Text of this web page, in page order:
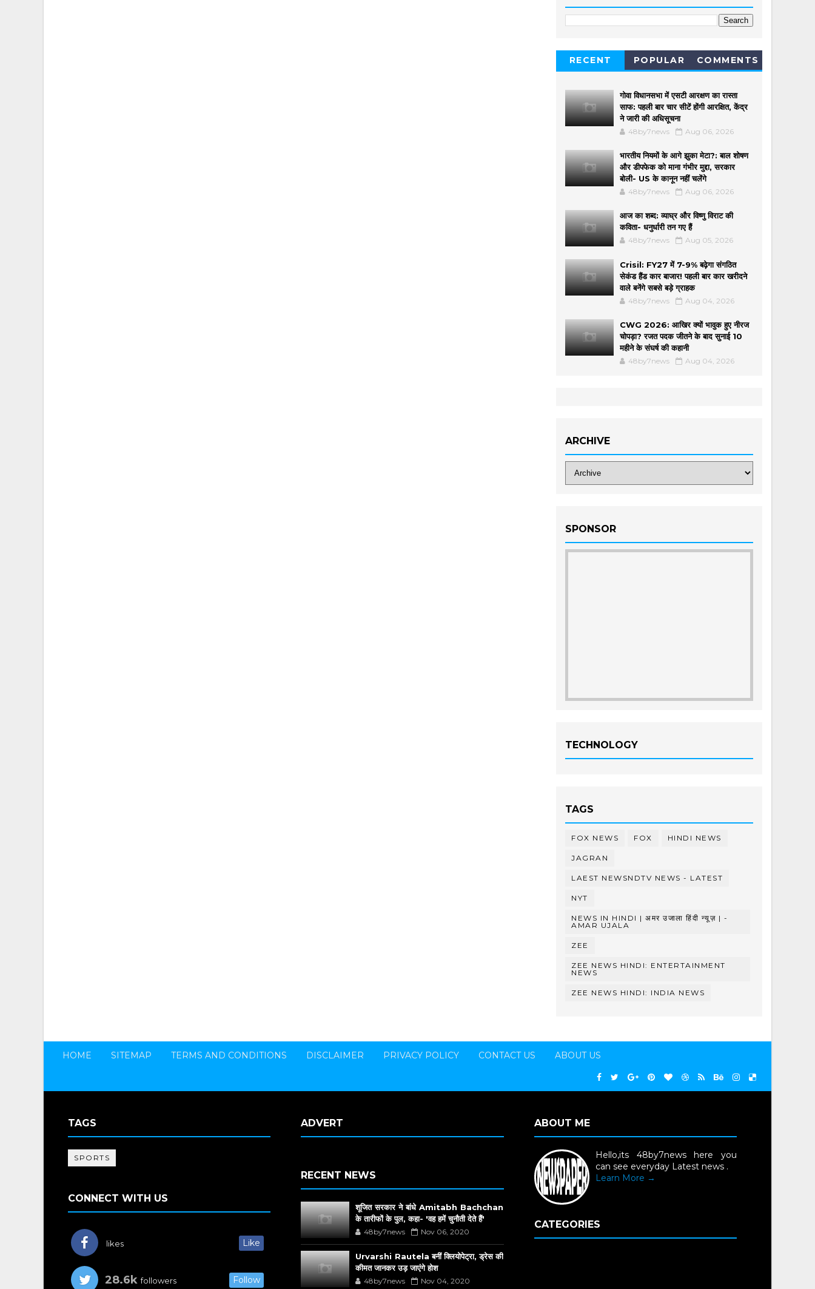
RECENT POPULAR COMMENTS
गोवा विधानसभा में एसटी आरक्षण का रास्ता
साफ: पहली बार चार सीटें होंगी आरक्षित, केंद्र
ने जारी की अधिसूचना
48by7news Aug 06, 2026
भारतीय नियमों के आगे झुका मेटा?: बाल शोषण
और डीपफेक को माना गंभीर मुद्दा, सरकार
बोली- US के कानून नहीं चलेंगे
48by7news Aug 06, 2026
आज का शब्द: व्याघ्र और विष्णु विराट की
कविता- धनुर्धारी तन गए हैं
48by7news Aug 05, 2026
Crisil: FY27 में 7-9% बढ़ेगा संगठित
सेकंड हैंड कार बाजार! पहली बार कार खरीदने
वाले बनेंगे सबसे बड़े ग्राहक
48by7news Aug 04, 2026
CWG 2026: आखिर क्यों भावुक हुए नीरज
चोपड़ा? रजत पदक जीतने के बाद सुनाई 10
महीने के संघर्ष की कहानी
48by7news Aug 04, 2026
ARCHIVE
SPONSOR
TECHNOLOGY
TAGS
FOX NEWS FOX HINDI NEWS
JAGRAN
LAEST NEWSNDTV NEWS - LATEST
NYT
NEWS IN HINDI | अमर उजाला हिंदी न्यूज़ | -
AMAR UJALA
ZEE
ZEE NEWS HINDI: ENTERTAINMENT
NEWS
ZEE NEWS HINDI: INDIA NEWS
HOME SITEMAP TERMS AND CONDITIONS DISCLAIMER PRIVACY POLICY CONTACT US ABOUT US
TAGS
SPORTS
CONNECT WITH US
likes Like
28.6k followers Follow
ADVERT
RECENT NEWS
शूजित सरकार ने बांधे Amitabh Bachchan
के तारीफों के पुल, कहा- 'वह हमें चुनौती देते हैं'
48by7news Nov 06, 2020
Urvarshi Rautela बनीं क्लियोपेट्रा, ड्रेस की
कीमत जानकर उड़ जाएंगे होश
48by7news Nov 04, 2020
ABOUT ME
Hello,its 48by7news here you
can see everyday Latest news .
Learn More →
CATEGORIES